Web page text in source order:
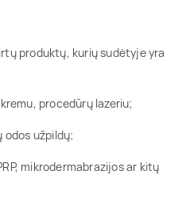
produktų, kurių sudėtyje yra
procedūrų lazeriu;
užpildų;
mikrodermabrazijos ar kitų